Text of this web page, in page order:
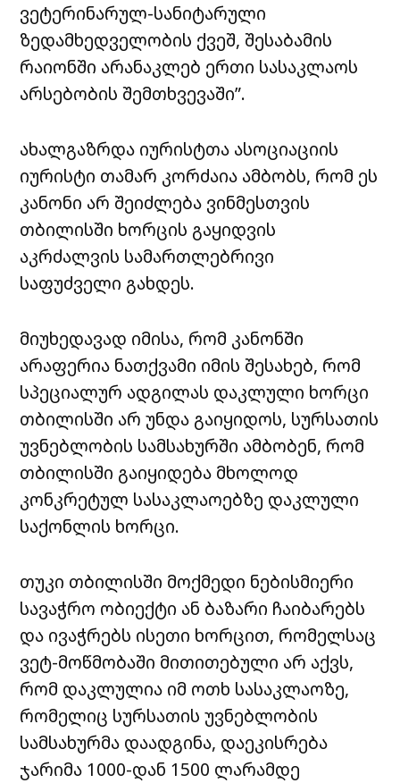
ვეტერინარულ-სანიტარული
ზედამხედველობის ქვეშ, შესაბამის
რაიონში არანაკლებ ერთი სასაკლაოს
არსებობის შემთხვევაში”.
ახალგაზრდა იურისტთა ასოციაციის
იურისტი თამარ კორძაია ამბობს, რომ ეს
კანონი არ შეიძლება ვინმესთვის
თბილისში ხორცის გაყიდვის
აკრძალვის სამართლებრივი
საფუძველი გახდეს.
მიუხედავად იმისა, რომ კანონში
არაფერია ნათქვამი იმის შესახებ, რომ
სპეციალურ ადგილას დაკლული ხორცი
თბილისში არ უნდა გაიყიდოს, სურსათის
უვნებლობის სამსახურში ამბობენ, რომ
თბილისში გაიყიდება მხოლოდ
კონკრეტულ სასაკლაოებზე დაკლული
საქონლის ხორცი.
თუკი თბილისში მოქმედი ნებისმიერი
სავაჭრო ობიექტი ან ბაზარი ჩაიბარებს
და ივაჭრებს ისეთი ხორცით, რომელსაც
ვეტ-მოწმობაში მითითებული არ აქვს,
რომ დაკლულია იმ ოთხ სასაკლაოზე,
რომელიც სურსათის უვნებლობის
სამსახურმა დაადგინა, დაეკისრება
ჯარიმა 1000-დან 1500 ლარამდე